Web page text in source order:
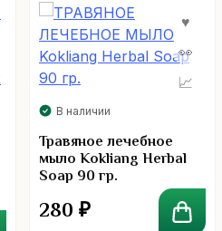
В наличии
Травяное лечебное
мыло Kokliang Herbal
Soap 90 гр.
280 ₽